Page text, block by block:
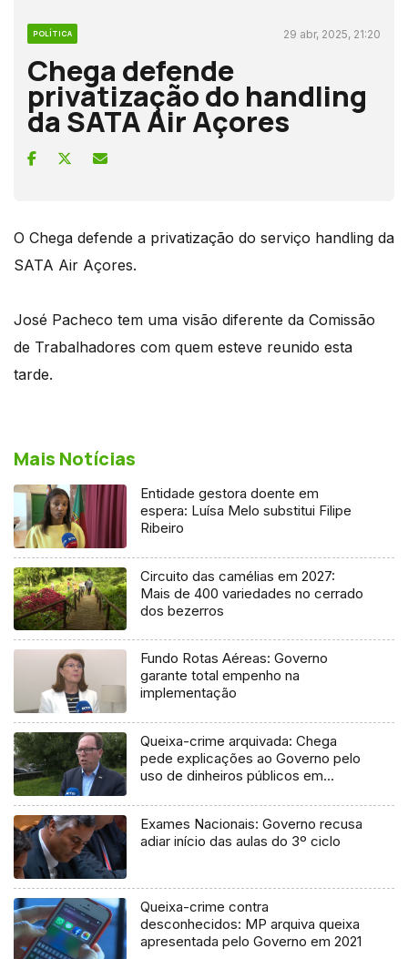
POLÍTICA 29 abr, 2025, 21:20
Chega defende
privatização do handling
da SATA Air Açores
O Chega defende a privatização do serviço handling da
SATA Air Açores.
José Pacheco tem uma visão diferente da Comissão
de Trabalhadores com quem esteve reunido esta
tarde.
Mais Notícias
Entidade gestora doente em
espera: Luísa Melo substitui Filipe
Ribeiro
Circuito das camélias em 2027:
Mais de 400 variedades no cerrado
dos bezerros
Fundo Rotas Aéreas: Governo
garante total empenho na
implementação
Queixa-crime arquivada: Chega
pede explicações ao Governo pelo
uso de dinheiros públicos em
Exames Nacionais: Governo recusa
adiar início das aulas do 3º ciclo
Queixa-crime contra
desconhecidos: MP arquiva queixa
apresentada pelo Governo em 2021